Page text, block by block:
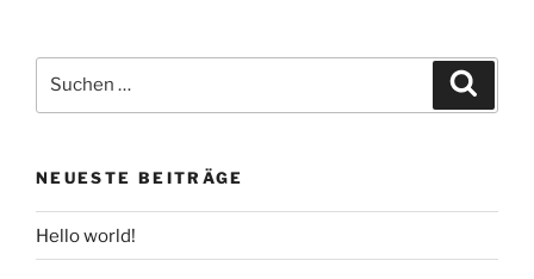
nach:
NEUESTE BEITRÄGE
Hello world!